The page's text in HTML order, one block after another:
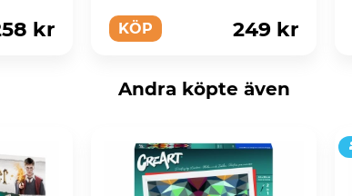
kr
3D-pussel dra...
KÖP 249 kr
Andra köpte även